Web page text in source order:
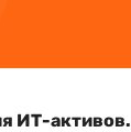
ИТ-активов.